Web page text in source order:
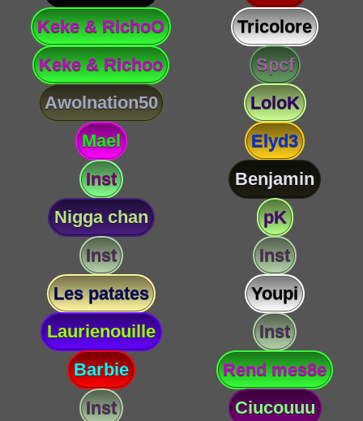
Keke & RichoO
Tricolore
Keke & Richoo
Spcf
Awolnation50
LoloK
Mael
Elyd3
Inst
Benjamin
Nigga chan
pK
Inst
Inst
Les patates
Youpi
Laurienouille
Inst
Barbie
Rend mes8e
Inst
Ciucouuu